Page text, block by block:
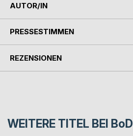
AUTOR/IN
PRESSESTIMMEN
REZENSIONEN
WEITERE TITEL BEI BoD